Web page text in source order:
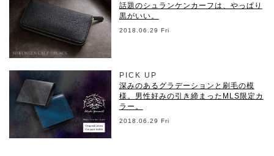
話題のシュランケンカーフは、やっぱり
黒がいい。
2018.06.29 Fri
PICK UP
深みのあるグラデーションと刷毛の模
様。男性好みの引き締まったMLS限定カ
ラー。
2018.06.29 Fri